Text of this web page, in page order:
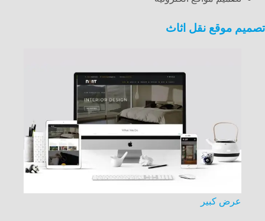
تصميم موقع نقل اثاث
عرض كبير